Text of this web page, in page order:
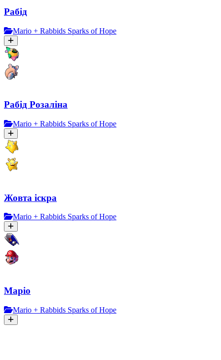
Рабід
Mario + Rabbids Sparks of Hope
Рабід Розаліна
Mario + Rabbids Sparks of Hope
Жовта іскра
Mario + Rabbids Sparks of Hope
Маріо
Mario + Rabbids Sparks of Hope